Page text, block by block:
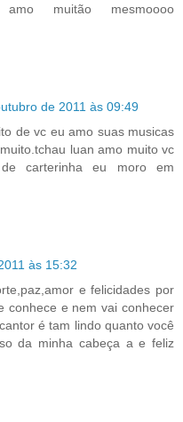
muitão mesmoooo
de 2011 às 09:49
de vc eu amo suas musicas
luan amo muito vc
carterinha eu moro em
às 15:32
e felicidades por
conhece e nem vai conhecer
é tam lindo quanto você
da minha cabeça a e feliz